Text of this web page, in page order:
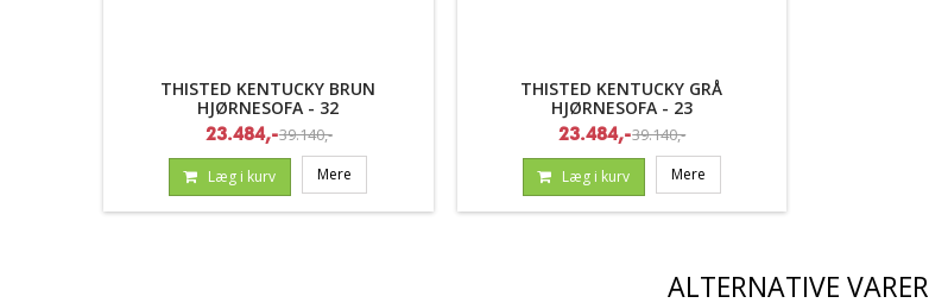
THISTED KENTUCKY BRUN
HJØRNESOFA - 32
23.484,-39.140,-
Læg i kurv Mere
THISTED KENTUCKY GRÅ
HJØRNESOFA - 23
23.484,-39.140,-
Læg i kurv Mere
ALTERNATIVE VARER